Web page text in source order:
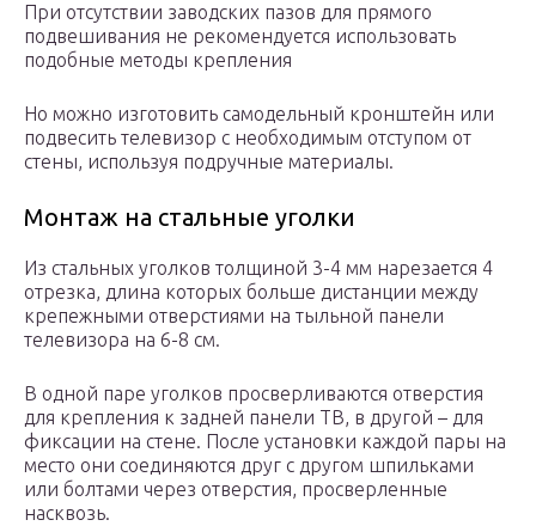
При отсутствии заводских пазов для прямого
подвешивания не рекомендуется использовать
подобные методы крепления
Но можно изготовить самодельный кронштейн или
подвесить телевизор с необходимым отступом от
стены, используя подручные материалы.
Монтаж на стальные уголки
Из стальных уголков толщиной 3-4 мм нарезается 4
отрезка, длина которых больше дистанции между
крепежными отверстиями на тыльной панели
телевизора на 6-8 см.
В одной паре уголков просверливаются отверстия
для крепления к задней панели ТВ, в другой – для
фиксации на стене. После установки каждой пары на
место они соединяются друг с другом шпильками
или болтами через отверстия, просверленные
насквозь.